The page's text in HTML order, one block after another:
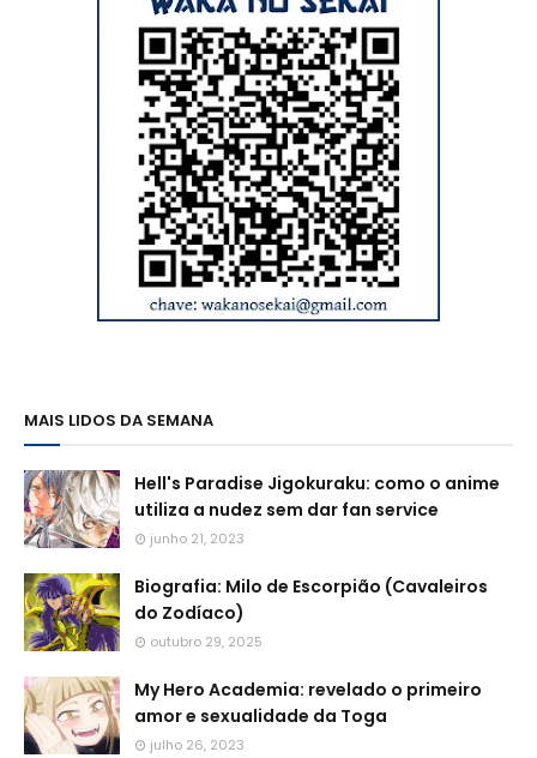
MAIS LIDOS DA SEMANA
Hell's Paradise Jigokuraku: como o anime
utiliza a nudez sem dar fan service
junho 21, 2023
Biografia: Milo de Escorpião (Cavaleiros
do Zodíaco)
outubro 29, 2025
My Hero Academia: revelado o primeiro
amor e sexualidade da Toga
julho 26, 2023